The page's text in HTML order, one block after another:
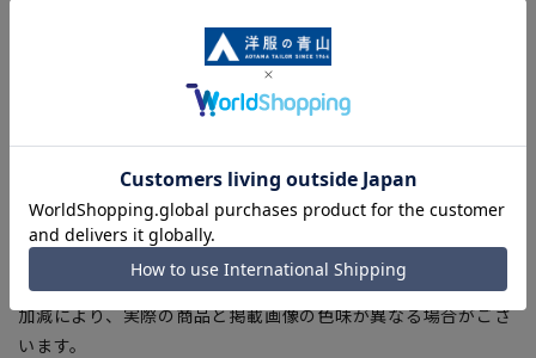
※こちらの商品は在庫切れの場合がございます。
■商品画像はサンプルのため、色味やサイズ等の仕様に変更が
ある場合がございますので、予めご了承ください。
■サイズスペックは仕上がりサイズを記載しております。
■ブラウザやお使いのモニター環境、また撮影時の室内外の光
加減により、実際の商品と掲載画像の色味が異なる場合がござ
います。